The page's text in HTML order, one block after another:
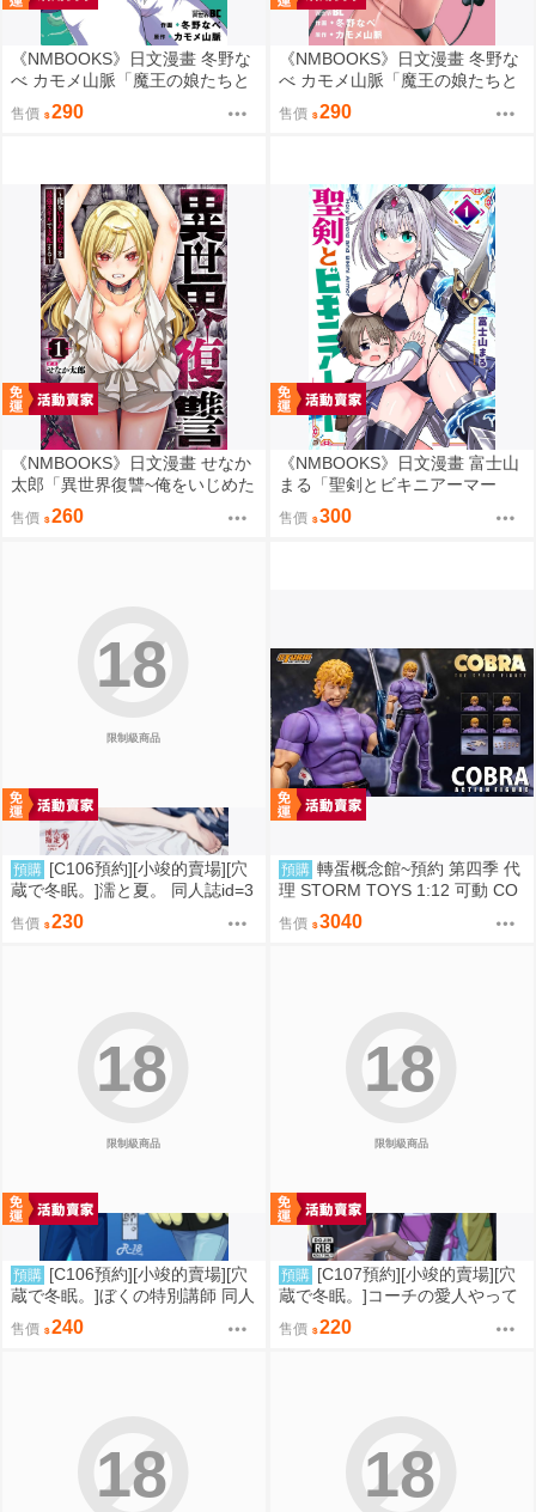
《NMBOOKS》日文漫畫 冬野な
べ カモメ山脈「魔王の娘たちと
まぐわえば強くなれるって本当
ですか？ (7)」
售價 290
《NMBOOKS》日文漫畫 冬野な
べ カモメ山脈「魔王の娘たちと
まぐわえば強くなれるって本当
ですか？ (8)」
售價 290
《NMBOOKS》日文漫畫 せなか
太郎「異世界復讐~俺をいじめた
奴らを最強スキルで支配する~
(1)」
售價 260
《NMBOOKS》日文漫畫 富士山
まる「聖剣とビキニアーマー
(1)」
售價 300
限制級商品
18
預購 [C106預約][小竣的賣場][穴
蔵で冬眠。]濡と夏。 同人誌id=3
181919
售價 230
預購 轉蛋概念館~預約 第四季 代
理 STORM TOYS 1:12 可動 CO
BRA 眼鏡蛇 超商付款免訂金
售價 3040
限制級商品
18
預購 [C106預約][小竣的賣場][穴
蔵で冬眠。]ぼくの特別講師 同人
誌id=3056952
售價 240
限制級商品
18
預購 [C107預約][小竣的賣場][穴
蔵で冬眠。]コーチの愛人やって
るって本当ですか 同人誌id=342
5212
售價 220
18 18